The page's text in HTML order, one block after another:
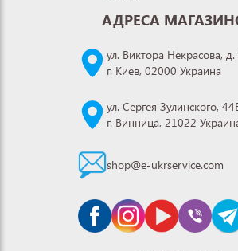
АДРЕСА
ул. Виктора Некрасова,
г. Киев, 02000 Украина
ул. Сергея Зулинского,
г. Винница, 21022
shop@e-ukrservice.com